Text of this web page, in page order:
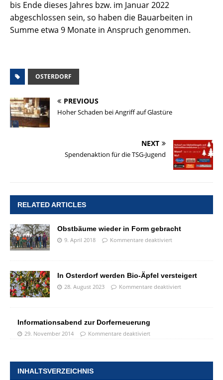
bis Ende dieses Jahres bzw. im Januar 2022
abgeschlossen sein, so haben die Bauarbeiten in
Summe etwa 9 Monate in Anspruch genommen.
OSTERDORF
PREVIOUS
Hoher Schaden bei Angriff auf Glastüre
NEXT
Spendenaktion für die TSG-Jugend
RELATED ARTICLES
Obstbäume wieder in Form gebracht
9. April 2018 Kommentare deaktiviert
In Osterdorf werden Bio-Äpfel versteigert
28. August 2023 Kommentare deaktiviert
Informationsabend zur Dorferneuerung
29. November 2014 Kommentare deaktiviert
INHALTSVERZEICHNIS